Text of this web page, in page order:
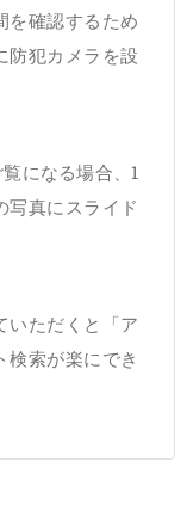
を確認するため
防犯カメラを設
になる場合、1
写真にスライド
ただくと「ア
検索が楽にでき